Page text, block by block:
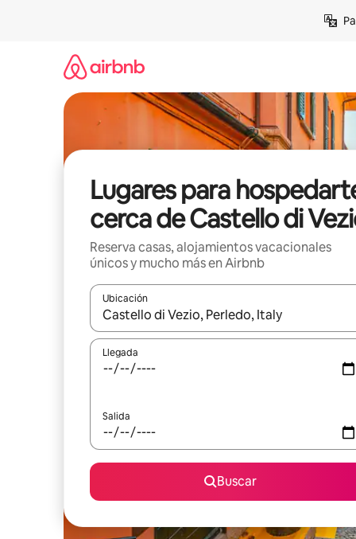
Lugares para
cerca de Castello di
Reserva casas, alojamientos vacacionales
únicos y mucho más en Airbnb
Ubicación
Cuando los resultados estén disponibles, podrás
Llegada
Salida
Buscar